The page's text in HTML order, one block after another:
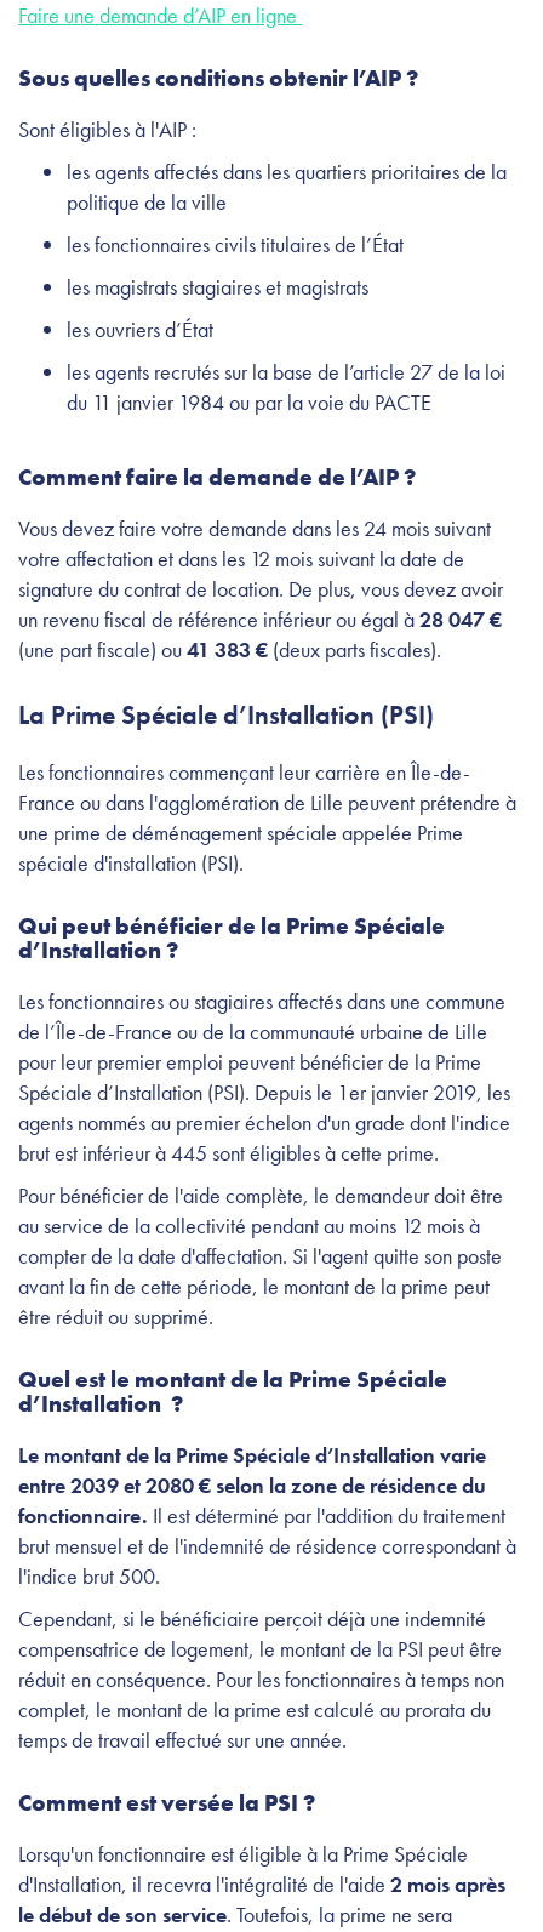
Faire une demande d’AIP en ligne
Sous quelles conditions obtenir l’AIP ?
Sont éligibles à l'AIP :
les agents affectés dans les quartiers prioritaires de la
politique de la ville
les fonctionnaires civils titulaires de l’État
les magistrats stagiaires et magistrats
les ouvriers d’État
les agents recrutés sur la base de l’article 27 de la loi
du 11 janvier 1984 ou par la voie du PACTE
Comment faire la demande de l’AIP ?
Vous devez faire votre demande dans les 24 mois suivant
votre affectation et dans les 12 mois suivant la date de
signature du contrat de location. De plus, vous devez avoir
un revenu fiscal de référence inférieur ou égal à28 047 €
(une part fiscale) ou41 383 € (deux parts fiscales).
La Prime Spéciale d’Installation (PSI)
Les fonctionnaires commençant leur carrière en Île-de-
France ou dans l'agglomération de Lille peuvent prétendre à
une prime de déménagement spéciale appelée Prime
spéciale d'installation (PSI).
Qui peut bénéficier de la Prime Spéciale
d’Installation ?
Les fonctionnaires ou stagiaires affectés dans une commune
de l’Île-de-France ou de la communauté urbaine de Lille
pour leur premier emploi peuvent bénéficier de la Prime
Spéciale d’Installation (PSI). Depuis le 1er janvier 2019, les
agents nommés au premier échelon d'un grade dont l'indice
brut est inférieur à 445 sont éligibles à cette prime.
Pour bénéficier de l'aide complète, le demandeur doit être
au service de la collectivité pendant au moins 12 mois à
compter de la date d'affectation. Si l'agent quitte son poste
avant la fin de cette période, le montant de la prime peut
être réduit ou supprimé.
Quel est le montant de la Prime Spéciale
d’Installation ?
Le montant de la Prime Spéciale d’Installation varie
entre 2039 et 2080 € selon la zone de résidence du
fonctionnaire. Il est déterminé par l'addition du traitement
brut mensuel et de l'indemnité de résidence correspondant à
l'indice brut 500.
Cependant, si le bénéficiaire perçoit déjà une indemnité
compensatrice de logement, le montant de la PSI peut être
réduit en conséquence. Pour les fonctionnaires à temps non
complet, le montant de la prime est calculé au prorata du
temps de travail effectué sur une année.
Comment est versée la PSI ?
Lorsqu'un fonctionnaire est éligible à la Prime Spéciale
d'Installation, il recevra l'intégralité de l'aide 2 mois après
le début de son service. Toutefois, la prime ne sera